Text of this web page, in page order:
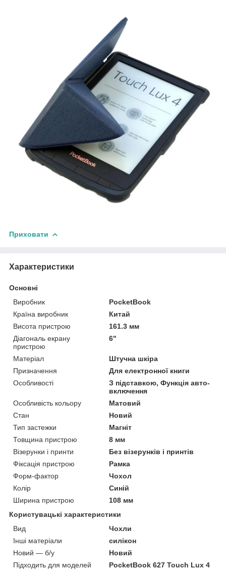
Приховати
Характеристики
Основні
Виробник
PocketBook
Країна виробник
Китай
Висота пристрою
161.3 мм
Діагональ екрану
пристрою
6"
Матеріал
Штучна шкіра
Призначення
Для електронної книги
Особливості
З підставкою, Функція авто-
включення
Особливість кольору
Матовий
Стан
Новий
Тип застежки
Магніт
Товщина пристрою
8 мм
Візерунки і принти
Без візерунків і принтів
Фіксація пристрою
Рамка
Форм-фактор
Чохол
Колір
Синій
Ширина пристрою
108 мм
Користувацькі характеристики
Вид
Чохли
Інші матеріали
силікон
Новий — б/у
Новий
Підходить для моделей
PocketBook 627 Touch Lux 4